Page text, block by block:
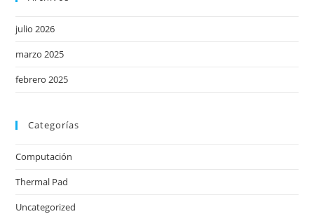
julio 2026
marzo 2025
febrero 2025
Categorías
Computación
Thermal Pad
Uncategorized